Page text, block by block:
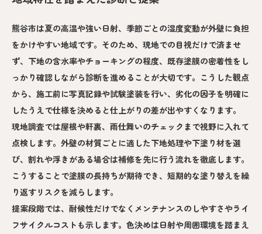
熊谷市は夏の高温や強い日射、季節ごとの湿度変動が外壁に負担
をかけやすい地域です。そのため、現地での目視だけで済ませ
ず、下地の含水率やチョーキングの程度、既存塗膜の密着性をし
っかり確認しながら診断を進めることが大切です。こうした観点
から、施工前に写真記録や試験塗装を行い、劣化の因子を明確に
したうえで仕様を決めると仕上がりの差が出やすくなります。
現地調査では屋根や軒裏、雨仕舞いのチェックまで視野に入れて
点検します。外壁の材質ごとに適した下地処理や下塗り材を選
び、割れや浮きがある場合は補修を先に行う流れを徹底します。
こうすることで塗膜の長持ちが期待でき、短期的な塗り替えを繰
り返すリスクを減らします。
提案段階では、耐候性だけでなくメンテナンスのしやすさやライ
フサイクルコストも示します。色決めは日射や周囲環境を踏まえ